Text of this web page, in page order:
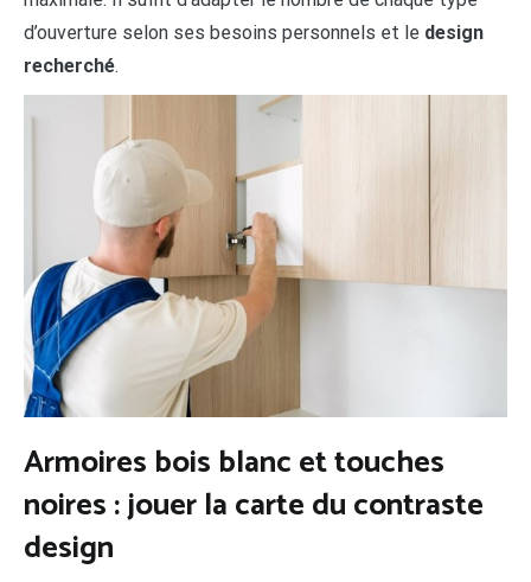
d’ouverture selon ses besoins personnels et le design
recherché.
Armoires bois blanc et touches
noires : jouer la carte du contraste
design